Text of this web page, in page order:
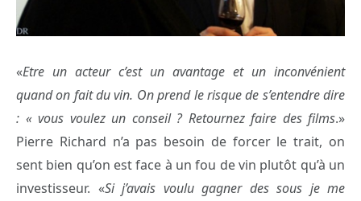
«Etre un acteur c’est un avantage et un inconvénient
quand on fait du vin. On prend le risque de s’entendre dire
: « vous voulez un conseil ? Retournez faire des films.»
Pierre Richard n’a pas besoin de forcer le trait, on
sent bien qu’on est face à un fou de vin plutôt qu’à un
investisseur. «Si j’avais voulu gagner des sous je me